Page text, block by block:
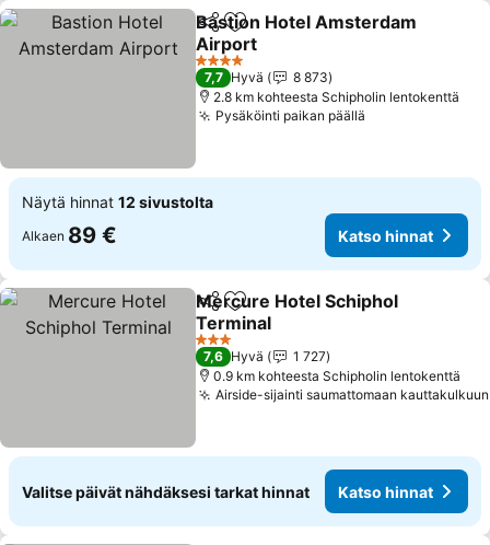
Jaa Lisää suosikkeihin
Bastion Hotel Amsterdam
Airport
Katso hinnat
4 Tähtiluokitus
7,7 Hyvä
8 873
2.8 km kohteesta Schipholin lentokenttä
Pysäköinti paikan päällä
Näytä hinnat 12 sivustolta
Alkaen 89 € Katso hinnat
Jaa Lisää suosikkeihin
Mercure Hotel Schiphol
Terminal
Katso hinnat
3 Tähtiluokitus
7,6 Hyvä
1 727
0.9 km kohteesta Schipholin lentokenttä
Airside-sijainti saumattomaan kauttakulkuun
Valitse päivät nähdäksesi tarkat hinnat Katso hinnat